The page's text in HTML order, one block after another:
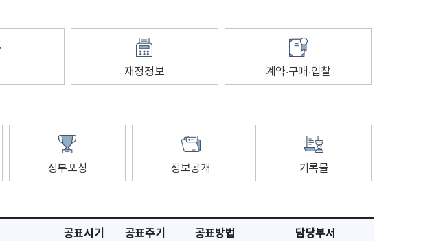
재정정보 계약·구매·입찰
정부포상 정보공개 기록물
공표시기 공표주기 공표방법 담당부서